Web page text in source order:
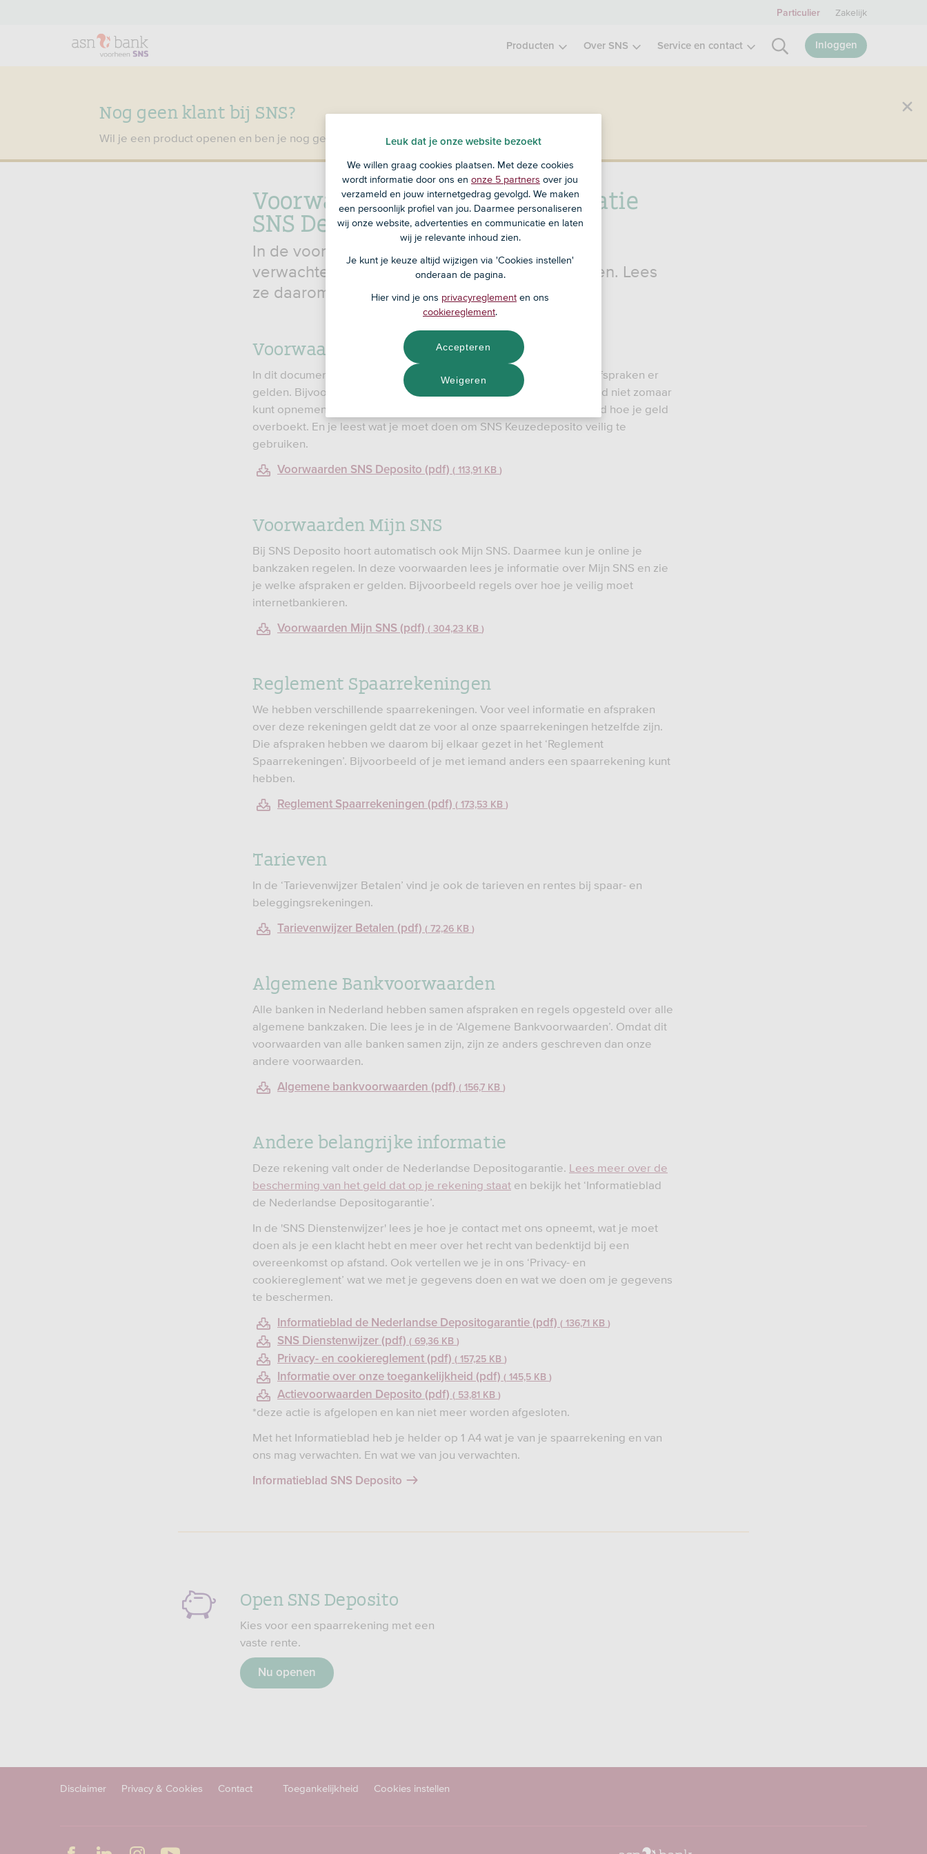
Nog geen klant bij SNS?
Wil je een product openen en ben je nog geen klant bij SNS?Ga dan naar ASN Bank
Producten Over SNS Service en contact Inloggen
Particulier Zakelijk
Voorwaarden en andere informatie
SNS Deposito
In de voorwaarden lees je wat je van ons kunt
verwachten. Maar ook wat wij van jou verwachten. Lees
ze daarom goed door.
Voorwaarden SNS Deposito
In dit document lees je informatie over je spaarrekening en welke afspraken er
gelden. Bijvoorbeeld dat we een periode afspreken waarin je je geld niet zomaar
kunt opnemen. Ook lees je hoe je je rekening gebruikt. Bijvoorbeeld hoe je geld
overboekt. En je leest wat je moet doen om SNS Keuzedeposito veilig te
gebruiken.
Voorwaarden SNS Deposito (pdf) 113,91 KB
Voorwaarden Mijn SNS
Bij SNS Deposito hoort automatisch ook Mijn SNS. Daarmee kun je online je
bankzaken regelen. In deze voorwaarden lees je informatie over Mijn SNS en zie
je welke afspraken er gelden. Bijvoorbeeld regels over hoe je veilig moet
internetbankieren.
Voorwaarden Mijn SNS (pdf) 304,23 KB
Reglement Spaarrekeningen
We hebben verschillende spaarrekeningen. Voor veel informatie en afspraken
over deze rekeningen geldt dat ze voor al onze spaarrekeningen hetzelfde zijn.
Die afspraken hebben we daarom bij elkaar gezet in het ‘Reglement
Spaarrekeningen’. Bijvoorbeeld of je met iemand anders een spaarrekening kunt
hebben.
Reglement Spaarrekeningen (pdf) 173,53 KB
Tarieven
In de ‘Tarievenwijzer Betalen’ vind je ook de tarieven en rentes bij spaar- en
beleggingsrekeningen.
Tarievenwijzer Betalen (pdf) 72,26 KB
Algemene Bankvoorwaarden
Alle banken in Nederland hebben samen afspraken en regels opgesteld over alle
algemene bankzaken. Die lees je in de ‘Algemene Bankvoorwaarden’. Omdat dit
voorwaarden van alle banken samen zijn, zijn ze anders geschreven dan onze
andere voorwaarden.
Algemene bankvoorwaarden (pdf) 156,7 KB
Andere belangrijke informatie
Deze rekening valt onder de Nederlandse Depositogarantie. Lees meer over de
bescherming van het geld dat op je rekening staat en bekijk het ‘Informatieblad
de Nederlandse Depositogarantie’.
In de 'SNS Dienstenwijzer' lees je hoe je contact met ons opneemt, wat je moet
doen als je een klacht hebt en meer over het recht van bedenktijd bij een
overeenkomst op afstand. Ook vertellen we je in ons ‘Privacy- en
cookiereglement’ wat we met je gegevens doen en wat we doen om je gegevens
te beschermen.
Informatieblad de Nederlandse Depositogarantie (pdf) 136,71 KB
SNS Dienstenwijzer (pdf) 69,36 KB
Privacy- en cookiereglement (pdf) 157,25 KB
Informatie over onze toegankelijkheid (pdf) 145,5 KB
Actievoorwaarden Deposito (pdf) 53,81 KB
*deze actie is afgelopen en kan niet meer worden afgesloten.
Met het Informatieblad heb je helder op 1 A4 wat je van je spaarrekening en van
ons mag verwachten. En wat we van jou verwachten.
Informatieblad SNS Deposito
Open SNS Deposito
Kies voor een spaarrekening met een
vaste rente.
Nu openen
Disclaimer Privacy & Cookies Contact Toegankelijkheid Cookies instellen
Leuk dat je onze website bezoekt
We willen graag cookies plaatsen. Met deze cookies
wordt informatie door ons en onze 5 partners over jou
verzameld en jouw internetgedrag gevolgd. We maken
een persoonlijk profiel van jou. Daarmee personaliseren
wij onze website, advertenties en communicatie en laten
wij je relevante inhoud zien.
Je kunt je keuze altijd wijzigen via 'Cookies instellen'
onderaan de pagina.
Hier vind je ons privacyreglement en ons
cookiereglement.
Weigeren
Accepteren